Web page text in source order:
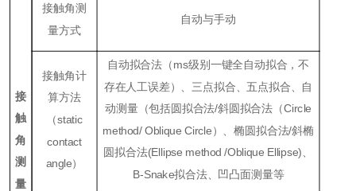
接
触
角
测
量
接触角测
量方式
自动与手动
接触角计
算方法
（static
contact
angle）
自动拟合法（ms级别一键全自动拟合，不
存在人工误差）、三点拟合、五点拟合、自
动测量（包括圆拟合法/斜圆拟合法（Circle
method/ Oblique Circle）、椭圆拟合法/斜椭
圆拟合法(Ellipse method /Oblique Ellipse)、
B-Snake拟合法、凹凸面测量等